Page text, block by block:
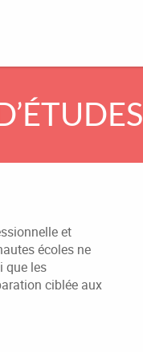
et
écoles ne
que les
ciblée aux